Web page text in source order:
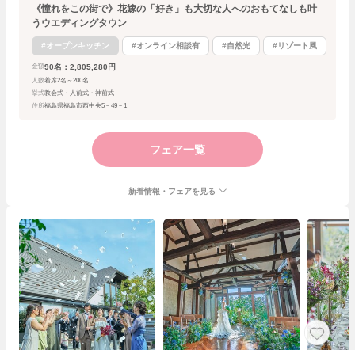
《憧れをこの街で》花嫁の「好き」も大切な人へのおもてなしも叶
うウエディングタウン
#オープンキッチン #オンライン相談有 #自然光 #リゾート風
金額 90名：2,805,280円
人数着席2名～200名
挙式教会式・人前式・神前式
住所福島県福島市西中央5－49－1
フェア一覧
新着情報・フェアを見る